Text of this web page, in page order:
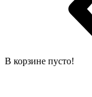
В корзине пусто!